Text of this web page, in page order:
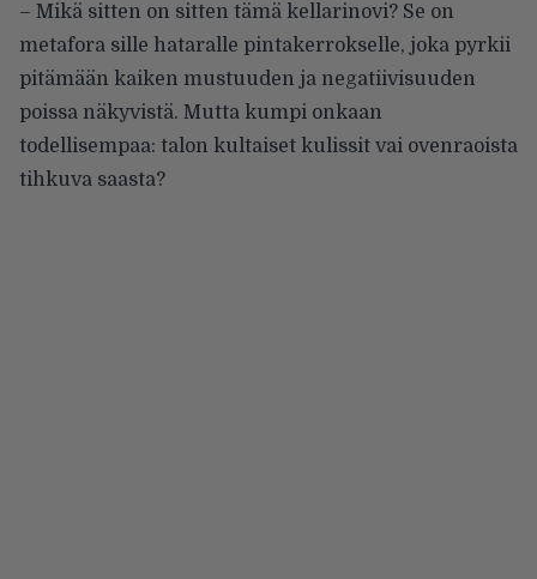
– Mikä sitten on sitten tämä kellarinovi? Se on
metafora sille hataralle pintakerrokselle, joka pyrkii
pitämään kaiken mustuuden ja negatiivisuuden
poissa näkyvistä. Mutta kumpi onkaan
todellisempaa: talon kultaiset kulissit vai ovenraoista
tihkuva saasta?